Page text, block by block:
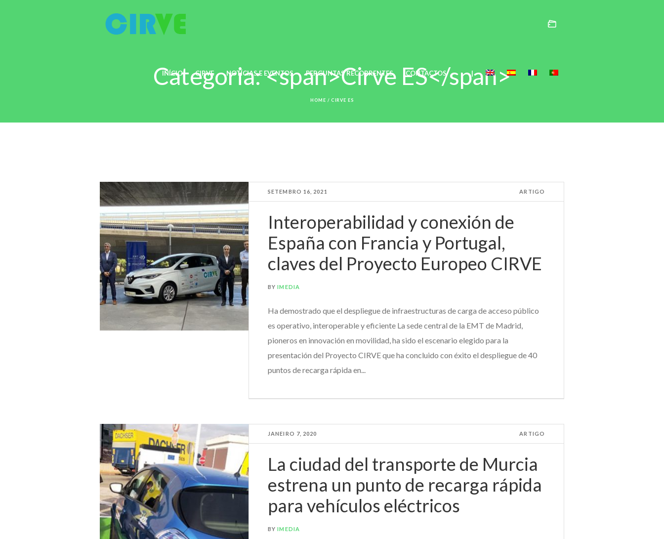
INÍCIO CIRVE NOTÍCIAS E EVENTOS PERGUNTAS RECORRENTES CONTACTOS |
Categoria: <span>Cirve ES</span>
HOME / CIRVE ES
SETEMBRO 16, 2021 ARTIGO
Interoperabilidad y conexión de
España con Francia y Portugal,
claves del Proyecto Europeo CIRVE
BYIMEDIA
Ha demostrado que el despliegue de infraestructuras de carga de acceso público
es operativo, interoperable y eficiente La sede central de la EMT de Madrid,
pioneros en innovación en movilidad, ha sido el escenario elegido para la
presentación del Proyecto CIRVE que ha concluido con éxito el despliegue de 40
puntos de recarga rápida en...
JANEIRO 7, 2020 ARTIGO
La ciudad del transporte de Murcia
estrena un punto de recarga rápida
para vehículos eléctricos
BYIMEDIA